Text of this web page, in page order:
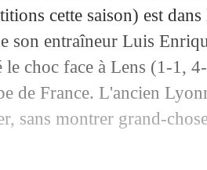
cette saison) est
son entraîneur Luis
le choc face à Lens (1-1,
de France. L'ancien
sans montrer grand-
a été viré (officiel)
prend la porte
terribles scènes